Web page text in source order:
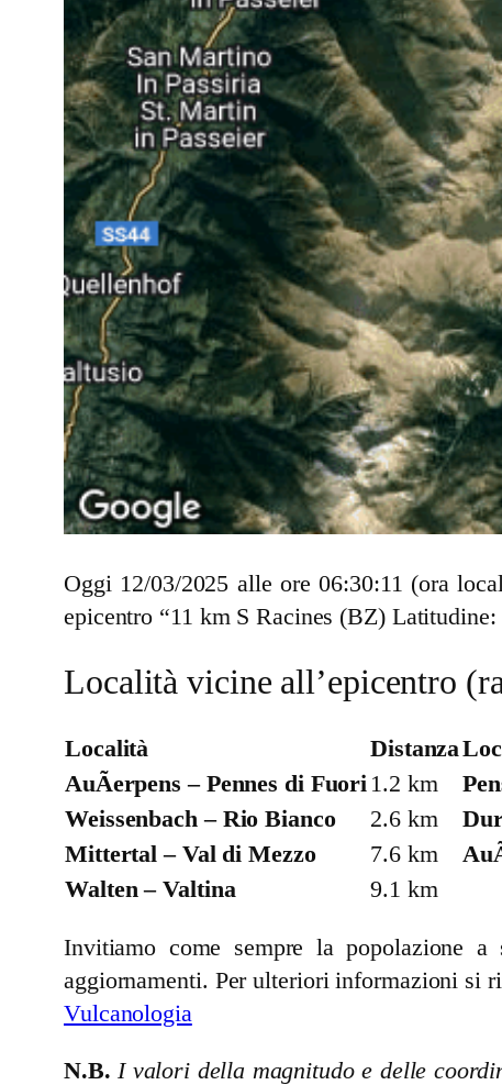
Oggi 12/03/2025 alle ore 06:30:11 (ora
epicentro “11 km S Racines (BZ)
Località vicine all’epicentro
Località Distanza
AuÃerpens – Pennes di Fuori 1.2 km
Weissenbach – Rio Bianco
2.6 km
Mittertal – Val di Mezzo
7.6 km
Walten – Valtina
9.1 km
Invitiamo come sempre la popolazione
aggiornamenti. Per ulteriori informazioni si
Vulcanologia
N.B. I valori della magnitudo e delle